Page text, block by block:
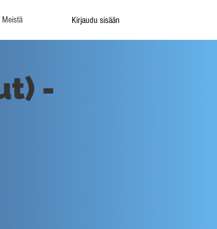
Kirjaudu sisään
-